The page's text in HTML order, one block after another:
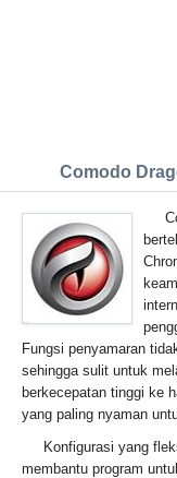
Comodo
Fungsi penyamaran
sehingga sulit untuk
berkecepatan tinggi ke
yang paling nyaman
Konfigurasi yang
membantu program